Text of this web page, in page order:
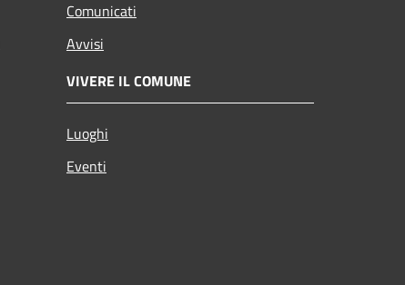
Comunicati
Avvisi
VIVERE IL COMUNE
Luoghi
Eventi